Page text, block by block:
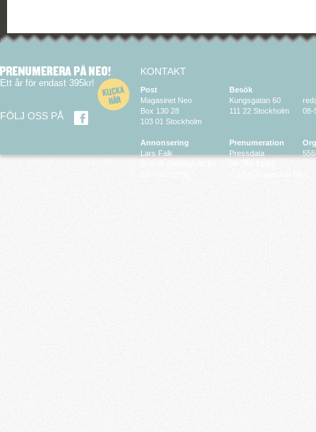
Ett år för endast 395kr!
FÖLJ OSS PÅ
KONTAKT
Post
Magasinet Neo
Box 130 28
103 01 Stockholm
Annonsering
Lars Falk
Besök
Kungsgatan 60
111 22 Stockholm
Prenumeration
Pressdata
08-